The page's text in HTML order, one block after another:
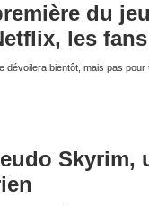
du
les
dévoilera bientôt, mais pas
Skyrim,